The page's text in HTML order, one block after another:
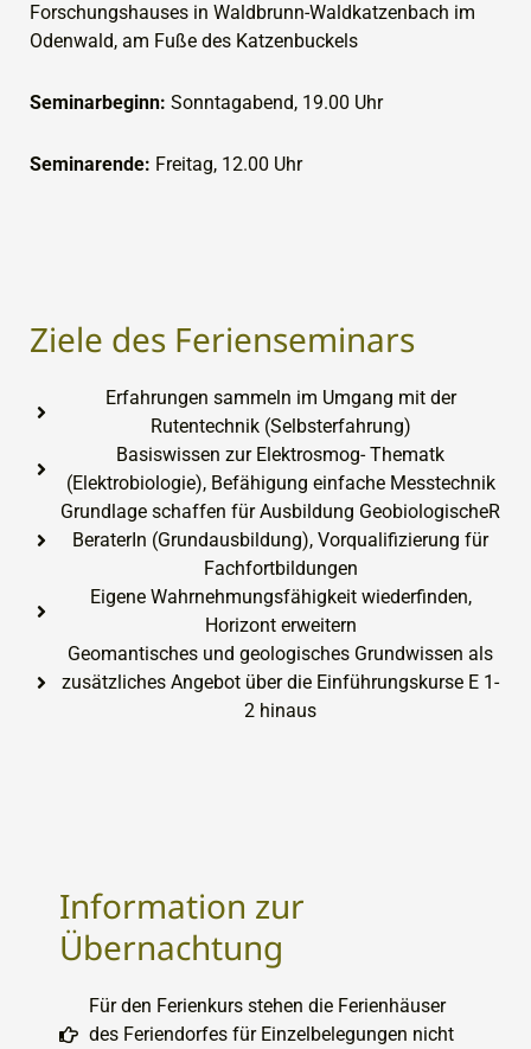
Forschungshauses in Waldbrunn-Waldkatzenbach im
Odenwald, am Fuße des Katzenbuckels
Seminarbeginn: Sonntagabend, 19.00 Uhr
Seminarende: Freitag, 12.00 Uhr
Ziele des Ferienseminars
Erfahrungen sammeln im Umgang mit der
Rutentechnik (Selbsterfahrung)
Basiswissen zur Elektrosmog- Thematk
(Elektrobiologie), Befähigung einfache Messtechnik
Grundlage schaffen für Ausbildung GeobiologischeR
BeraterIn (Grundausbildung), Vorqualifizierung für
Fachfortbildungen
Eigene Wahrnehmungsfähigkeit wiederfinden,
Horizont erweitern
Geomantisches und geologisches Grundwissen als
zusätzliches Angebot über die Einführungskurse E 1-
2 hinaus
Information zur
Übernachtung
Für den Ferienkurs stehen die Ferienhäuser
des Feriendorfes für Einzelbelegungen nicht